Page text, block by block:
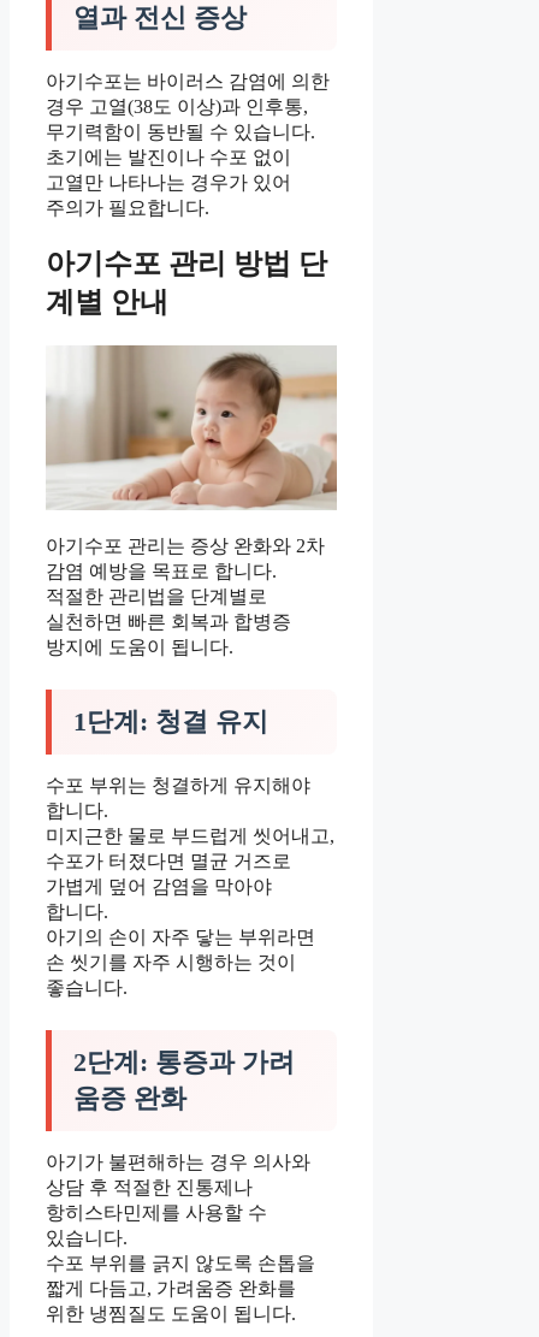
열과 전신 증상
아기수포는 바이러스 감염에 의한
경우 고열(38도 이상)과 인후통,
무기력함이 동반될 수 있습니다.
초기에는 발진이나 수포 없이
고열만 나타나는 경우가 있어
주의가 필요합니다.
아기수포 관리 방법 단
계별 안내
아기수포 관리는 증상 완화와 2차
감염 예방을 목표로 합니다.
적절한 관리법을 단계별로
실천하면 빠른 회복과 합병증
방지에 도움이 됩니다.
1단계: 청결 유지
수포 부위는 청결하게 유지해야
합니다.
미지근한 물로 부드럽게 씻어내고,
수포가 터졌다면 멸균 거즈로
가볍게 덮어 감염을 막아야
합니다.
아기의 손이 자주 닿는 부위라면
손 씻기를 자주 시행하는 것이
좋습니다.
2단계: 통증과 가려
움증 완화
아기가 불편해하는 경우 의사와
상담 후 적절한 진통제나
항히스타민제를 사용할 수
있습니다.
수포 부위를 긁지 않도록 손톱을
짧게 다듬고, 가려움증 완화를
위한 냉찜질도 도움이 됩니다.